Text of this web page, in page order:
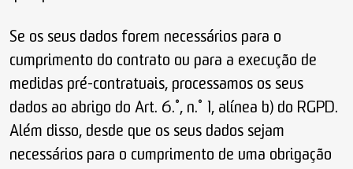
Se os seus dados forem necessários para o
cumprimento do contrato ou para a execução de
medidas pré-contratuais, processamos os seus
dados ao abrigo do Art. 6.º, n.º 1, alínea b) do RGPD.
Além disso, desde que os seus dados sejam
necessários para o cumprimento de uma obrigação